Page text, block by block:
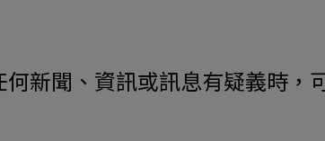
新聞、資訊或訊息有疑義時，